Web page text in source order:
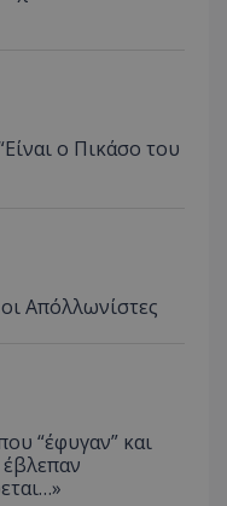
ο Πικάσο του
Απόλλωνίστες
“έφυγαν” και